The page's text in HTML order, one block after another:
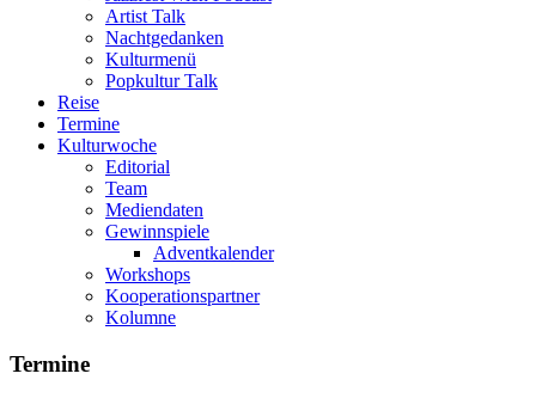
Artist Talk
Nachtgedanken
Kulturmenü
Popkultur Talk
Reise
Termine
Kulturwoche
Editorial
Team
Mediendaten
Gewinnspiele
Adventkalender
Workshops
Kooperationspartner
Kolumne
Termine